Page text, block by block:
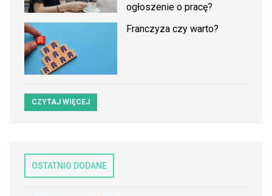
ogłoszenie o pracę?
Franczyza czy warto?
CZYTAJ WIĘCEJ
OSTATNIO DODANE